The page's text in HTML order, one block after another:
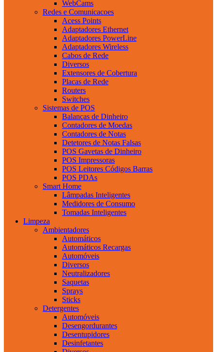
WebCams
Redes e Comunicacoes
Acess Points
Adaptadores Ethernet
Adaptadores PowerLine
Adaptadores Wireless
Cabos de Rede
Diversos
Extensores de Cobertura
Placas de Rede
Routers
Switches
Sistemas de POS
Balanças de Dinheiro
Contadores de Moedas
Contadores de Notas
Detetores de Notas Falsas
POS Gavetas de Dinheiro
POS Impressoras
POS Leitores Códigos Barras
POS PDAs
Smart Home
Lâmpadas Inteligentes
Medidores de Consumo
Tomadas Inteligentes
Limpeza
Ambientadores
Automáticos
Automáticos Recargas
Automóveis
Diversos
Neutralizadores
Saquetas
Sprays
Sticks
Detergentes
Automóveis
Desengordurantes
Desentupidores
Desinfetantes